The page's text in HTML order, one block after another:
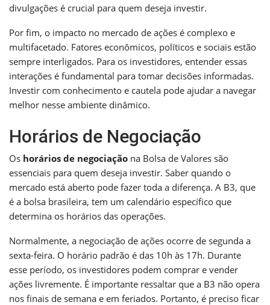
divulgações é crucial para quem deseja investir.
Por fim, o impacto no mercado de ações é complexo e
multifacetado. Fatores econômicos, políticos e sociais estão
sempre interligados. Para os investidores, entender essas
interações é fundamental para tomar decisões informadas.
Investir com conhecimento e cautela pode ajudar a navegar
melhor nesse ambiente dinâmico.
Horários de Negociação
Os horários de negociação na Bolsa de Valores são
essenciais para quem deseja investir. Saber quando o
mercado está aberto pode fazer toda a diferença. A B3, que
é a bolsa brasileira, tem um calendário específico que
determina os horários das operações.
Normalmente, a negociação de ações ocorre de segunda a
sexta-feira. O horário padrão é das 10h às 17h. Durante
esse período, os investidores podem comprar e vender
ações livremente. É importante ressaltar que a B3 não opera
nos finais de semana e em feriados. Portanto, é preciso ficar